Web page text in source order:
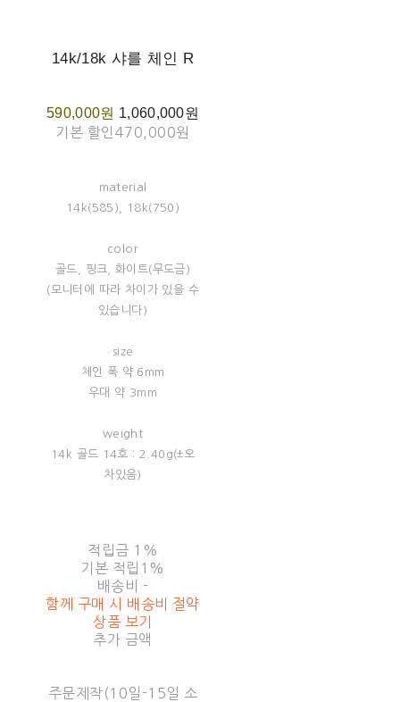
14k/18k 샤를 체인 R
590,000원 1,060,000원
기본 할인 470,000원
material
14k(585), 18k(750)
color
골드, 핑크, 화이트(무도금)
(모니터에 따라 차이가 있을 수
있습니다)
size
체인 폭 약 6mm
우대 약 3mm
weight
14k 골드 14호 : 2.40g(±오
차있음)
적립금 1%
기본 적립 1%
배송비 -
함께 구매 시 배송비 절약
상품 보기
추가 금액
주문제작(10일-15일 소